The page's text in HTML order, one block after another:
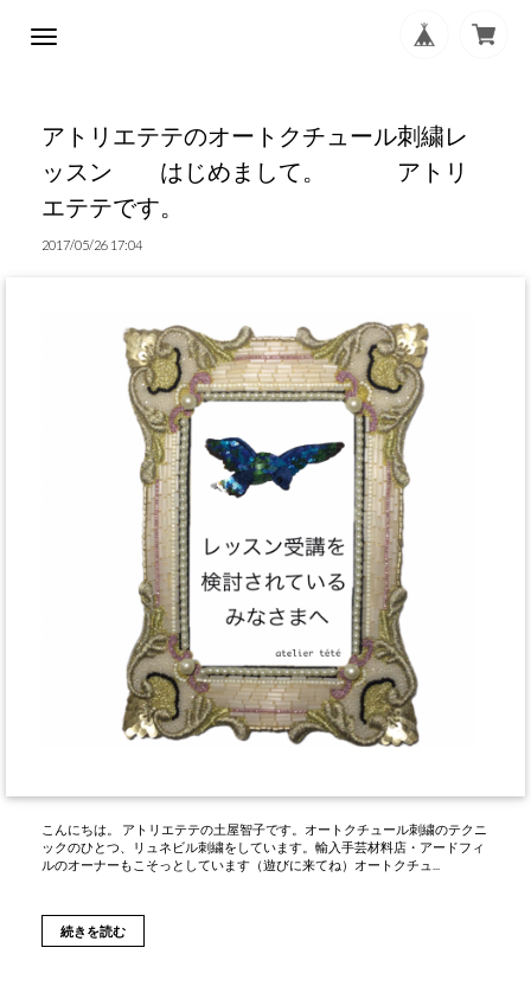
アトリエテテのオートクチュール刺繍レ
ッスン はじめまして。 アトリ
エテテです。
2017/05/26 17:04
こんにちは。 アトリエテテの土屋智子です。オートクチュール刺繍のテクニ
ックのひとつ、リュネビル刺繍をしています。輸入手芸材料店・アードフィ
ルのオーナーもこそっとしています（遊びに来てね）オートクチュ...
続きを読む